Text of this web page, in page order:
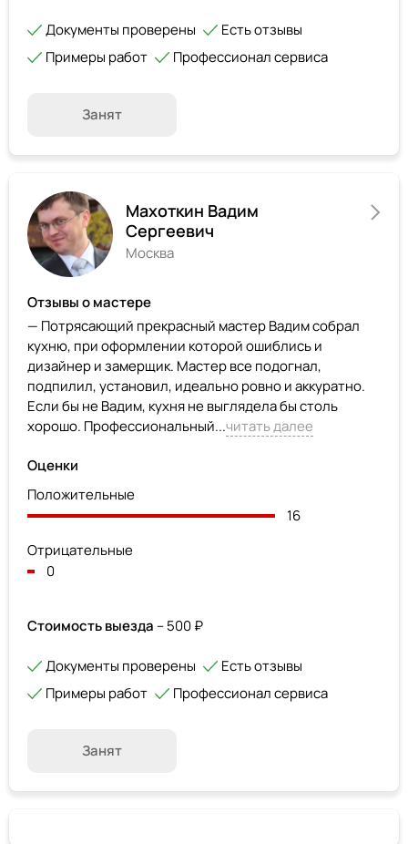
Документы проверены
Есть отзывы
Примеры работ
Профессионал сервиса
Занят
Махоткин Вадим
Сергеевич
Москва
Отзывы о мастере
— Потрясающий прекрасный мастер Вадим собрал
кухню, при оформлении которой ошиблись и
дизайнер и замерщик. Мастер все подогнал,
подпилил, установил, идеально ровно и аккуратно.
Если бы не Вадим, кухня не выглядела бы столь
хорошо. Профессиональный...читать далее
Оценки
Положительные
16
Отрицательные
0
Стоимость выезда – 500 ₽
Документы проверены
Есть отзывы
Примеры работ
Профессионал сервиса
Занят